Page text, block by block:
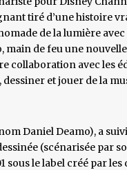
tiré d’une histoire
de la lumière
main de feu une
collaboration avec les
et jouer de la
Daniel Deamo), a
(scénarisée par
le label créé par